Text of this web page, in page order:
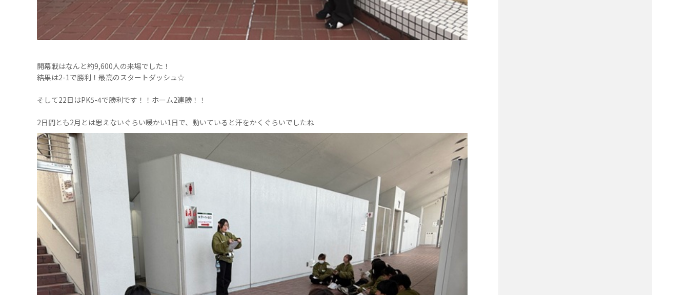
開幕戦はなんと約9,600人の来場でした！
結果は2-1で勝利！最高のスタートダッシュ☆
そして22日はPK5-4で勝利です！！ホーム2連勝！！
2日間とも2月とは思えないぐらい暖かい1日で、動いていると汗をかくぐらいでしたね